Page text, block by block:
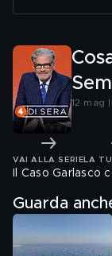
12 mag
VAI ALLA SERIE LA
Il Caso Garlasco
Guarda